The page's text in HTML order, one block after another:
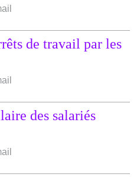
de travail par les
des salariés